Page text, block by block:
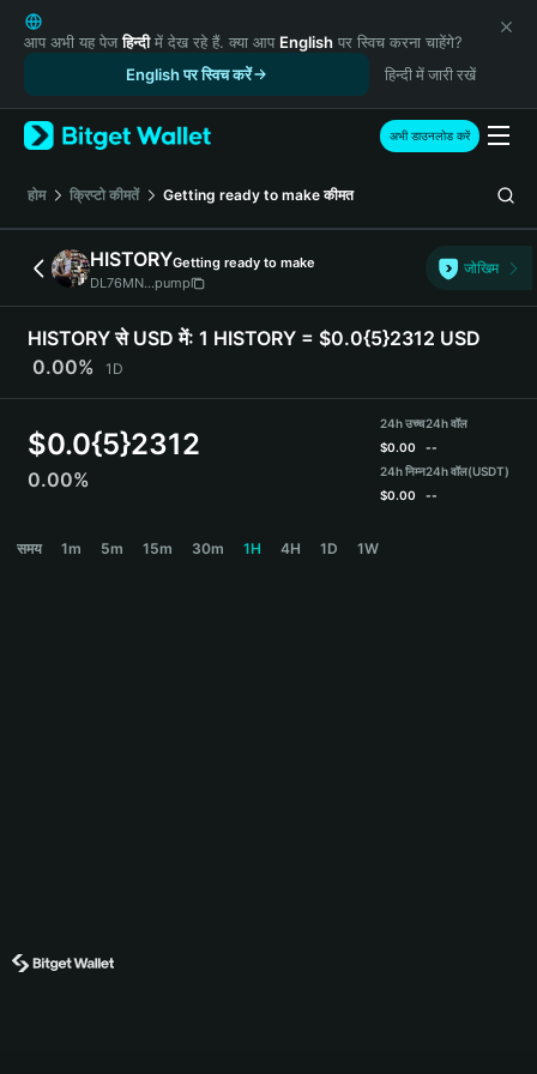
English
日本語
Русский
Español (Latinoamérica)
Türkçe
Italiano
Deutsch
简体中文
繁體中文
Português (Portugal)
Bahasa Indonesia
Español
आप अभी यह पेजहिन्दीमें देख रहे हैं. क्या आप English पर स्विच करना चाहेंगे?
English पर स्विच करें
हिन्दी में जारी रखें
अभी डाउनलोड करें
होम क्रिप्टो कीमतें Getting ready to make कीमत
HISTORYGetting ready to make
DL76MN...pump
जोखिम
HISTORY से USD में: 1 HISTORY = $0.0{5}2312 USD
0.00%
1D
$0.0{5}2312
0.00%
24h उच्च
$0.00
24h निम्न
$0.00
24h वॉल
--
24h वॉल(USDT)
--
समय 1m 5m 15m 30m 1H 4H 1D 1W